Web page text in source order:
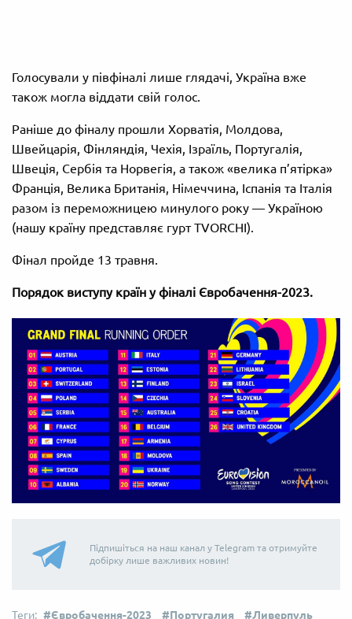
Голосували у півфіналі лише глядачі, Україна вже
також могла віддати свій голос.
Раніше до фіналу прошли Хорватія, Молдова,
Швейцарія, Фінляндія, Чехія, Ізраїль, Португалія,
Швеція, Сербія та Норвегія, а також «велика п’ятірка»
Франція, Велика Британія, Німеччина, Іспанія та Італія
разом із переможницею минулого року — Україною
(нашу країну представляє гурт TVORCHI).
Фінал пройде 13 травня.
Порядок виступу країн у фіналі Євробачення-2023.
Підпишіться на наш канал у Telegram та отримуйте
добірку лише важливих новин!
Євробачення-2023 Португалия
Ливерпуль